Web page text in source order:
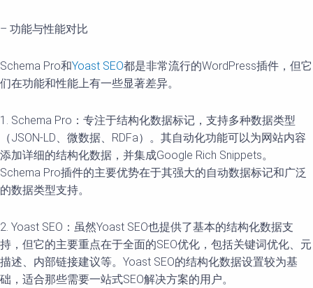
– 功能与性能对比
Schema Pro和Yoast SEO都是非常流行的WordPress插件，但它
们在功能和性能上有一些显著差异。
1. Schema Pro：专注于结构化数据标记，支持多种数据类型
（JSON-LD、微数据、RDFa）。其自动化功能可以为网站内容
添加详细的结构化数据，并集成Google Rich Snippets。
Schema Pro插件的主要优势在于其强大的自动数据标记和广泛
的数据类型支持。
2. Yoast SEO：虽然Yoast SEO也提供了基本的结构化数据支
持，但它的主要重点在于全面的SEO优化，包括关键词优化、元
描述、内部链接建议等。Yoast SEO的结构化数据设置较为基
础，适合那些需要一站式SEO解决方案的用户。